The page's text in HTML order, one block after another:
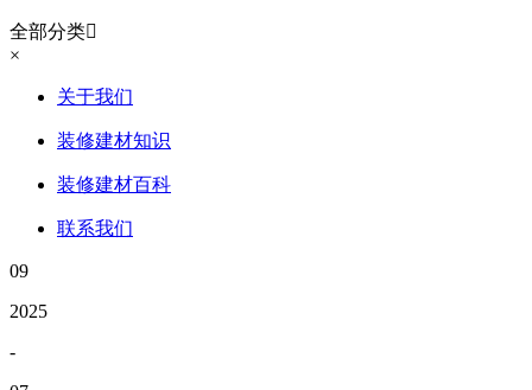
全部分类
×
关于我们
装修建材知识
装修建材百科
联系我们
09
2025
-